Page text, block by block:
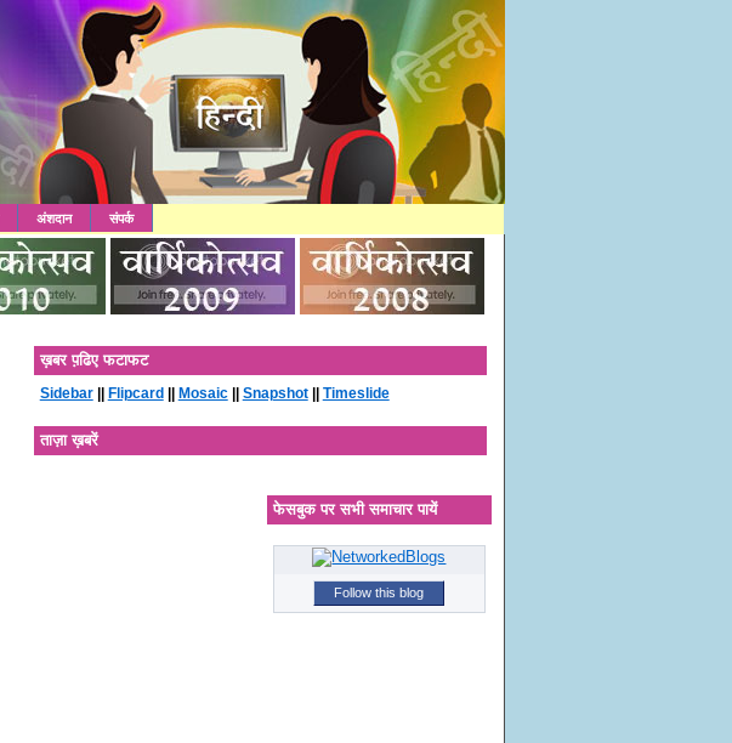
अंशदान संपर्क
ख़बर प़ढिए फटाफट
Sidebar|| Flipcard|| Mosaic|| Snapshot|| Timeslide
ताज़ा ख़बरें
फेसबुक पर सभी समाचार पायें
Follow this blog